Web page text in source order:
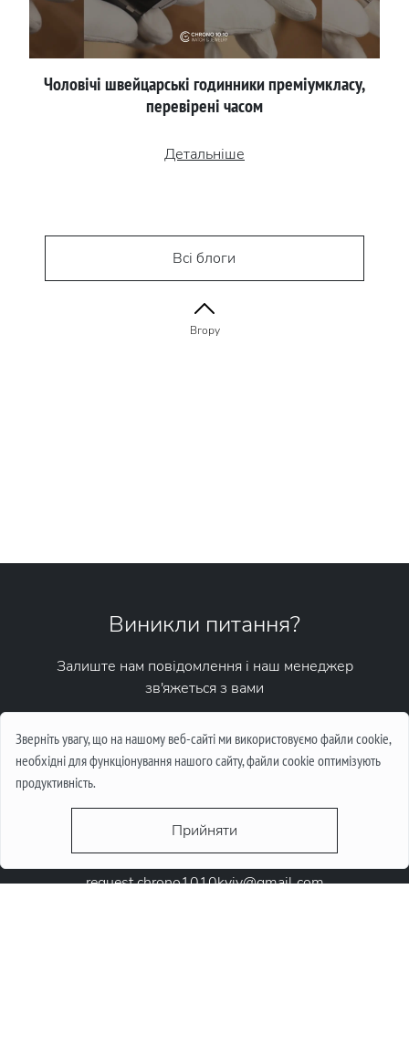
Зверніть увагу, що на нашому веб-сайті ми використовуємо файли cookie,
необхідні для функціонування нашого сайту, файли cookie оптимізують
продуктивність.
Прийняти
Чоловічі швейцарські годинники преміумкласу,
перевірені часом
Детальніше
Всі блоги
Вгору
request.chrono1010kyiv@gmail.com
Виникли питання?
Залиште нам повідомлення і наш менеджер
зв'яжеться з вами
Написати повідомлення